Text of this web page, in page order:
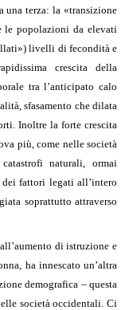
una terza: la «transizione
le popolazioni da elevati
livelli di fecondità e
crescita della
tra l’anticipato calo
sfasamento che dilata
Inoltre la forte crescita
più, come nelle società
naturali, ormai
dei fattori legati all’intero
soprattutto attraverso
di istruzione e
ha innescato un’altra
demografica – questa
società occidentali. Ci